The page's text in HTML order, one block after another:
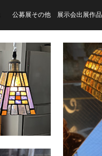
公募展その他 展示会出展作品